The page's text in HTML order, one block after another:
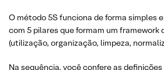
O método 5S funciona de forma simples
com 5 pilares que formam um framework
(utilização, organização, limpeza,
Na sequência, você confere as